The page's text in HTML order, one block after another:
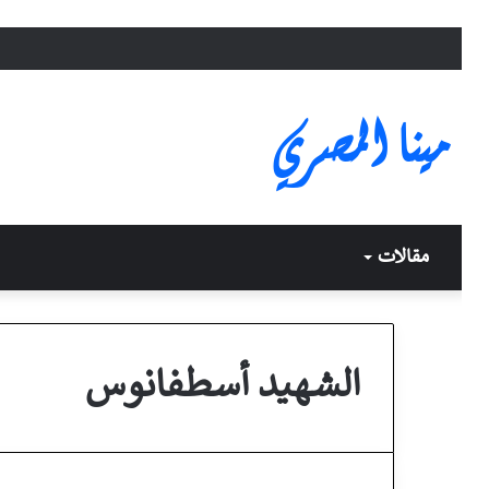
مينا المصري
مقالات
الشهيد أسطفانوس